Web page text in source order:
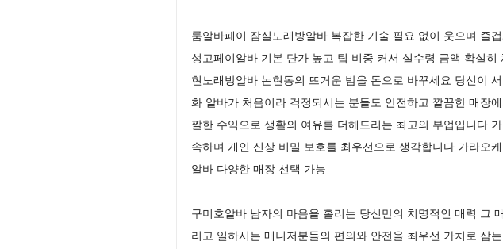
룸알바페이 잠실노래방알바 복잡한 기술 필요 없이 웃으며 즐
성고페이알바 기본 단가 높고 팁 비중 커서 실수령 금액 확실
현노래방알바 논현동의 뜨거운 밤을 돈으로 바꾸세요 당신이
화 알바가 처음이라 걱정되시는 분들도 안전하고 깔끔한 매장
짤한 수익으로 생활의 여유를 더해드리는 최고의 부업입니다
속하며 개인 신상 비밀 보호를 최우선으로 생각합니다 가라오
알바 다양한 매장 선택 가능
구미호알바 남자의 마음을 홀리는 당신만의 치명적인 매력 그
리고 일하시는 매니저분들의 편의와 안전을 최우선 가치로 삼